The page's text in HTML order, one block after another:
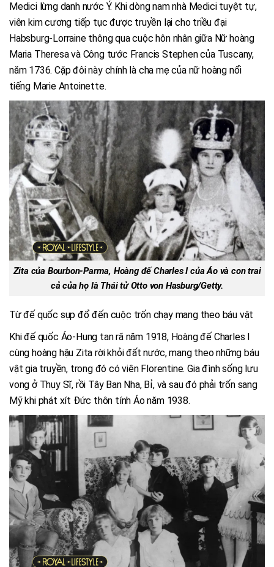
Medici lừng danh nước Ý. Khi dòng nam nhà Medici tuyệt tự,
viên kim cương tiếp tục được truyền lại cho triều đại
Habsburg-Lorraine thông qua cuộc hôn nhân giữa Nữ hoàng
Maria Theresa và Công tước Francis Stephen của Tuscany,
năm 1736. Cặp đôi này chính là cha mẹ của nữ hoàng nổi
tiếng Marie Antoinette.
Zita của Bourbon-Parma, Hoàng đế Charles I của Áo và con trai
cả của họ là Thái tử Otto von Hasburg/Getty.
Từ đế quốc sụp đổ đến cuộc trốn chạy mang theo báu vật
Khi đế quốc Áo-Hung tan rã năm 1918, Hoàng đế Charles I
cùng hoàng hậu Zita rời khỏi đất nước, mang theo những báu
vật gia truyền, trong đó có viên Florentine. Gia đình sống lưu
vong ở Thụy Sĩ, rồi Tây Ban Nha, Bỉ, và sau đó phải trốn sang
Mỹ khi phát xít Đức thôn tính Áo năm 1938.